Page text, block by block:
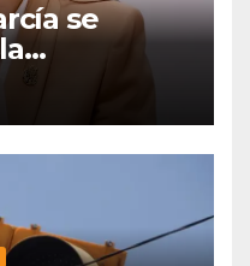
se
evaluada
Research